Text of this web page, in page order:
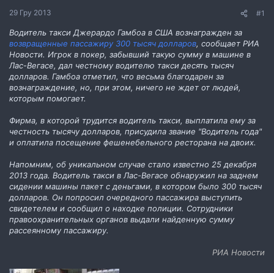
н
29 Гру 2013 #1
Водитель такси Джерардо Гамбоа в США вознагражден за
возвращенные пассажиру 300 тысяч долларов, сообщает РИА
Новости. Игрок в покер, забывший такую сумму в машине в
Лас-Вегасе, дал честному водителю такси десять тысяч
долларов. Гамбоа отметил, что весьма благодарен за
вознаграждение, но, при этом, ничего не ждет от людей,
которым помогает.
Фирма, в которой трудится водитель такси, выплатила ему за
честность тысячу долларов, присудила звание "Водитель года"
и оплатила посещение фешенебельного ресторана на двоих.
Напомним, об уникальном случае стало известно 25 декабря
2013 года. Водитель такси в Лас-Вегасе обнаружил на заднем
сидении машины пакет с деньгами, в котором было 300 тысяч
долларов. Он попросил очередного пассажира выступить
свидетелем и сообщил о находке полиции. Сотрудники
правоохранительных органов выдали найденную сумму
рассеянному пассажиру.
РИА Новости